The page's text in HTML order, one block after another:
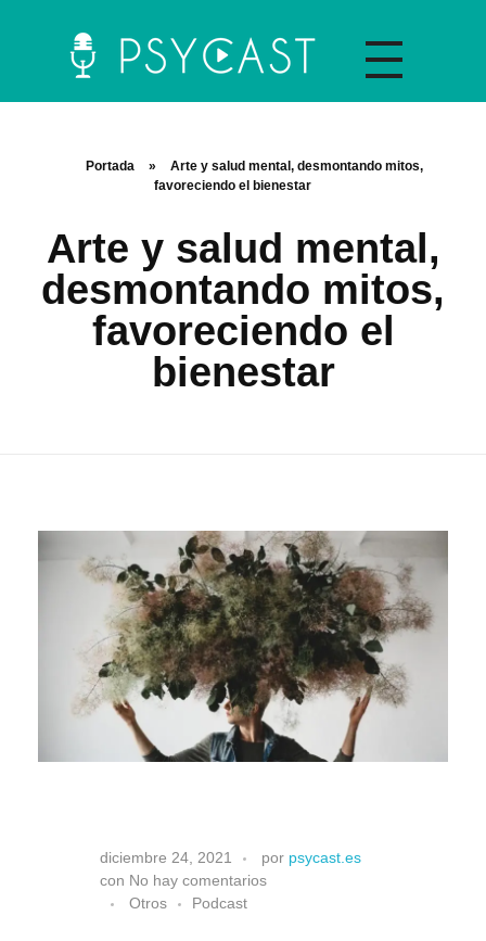
La plataforma y asociación Psycast.es es una propuesta didáctica innovadora de psicología que ofrece información sobre diferentes temáticas psicológicas a través de material audiovisual y la selección de artículos científicos y de divulgación.
Recursos
Portada »
Arte y salud mental, desmontando mitos,
favoreciendo el bienestar
Arte y salud mental,
desmontando mitos,
favoreciendo el
bienestar
A
r
diciembre 24, 2021 por psycast.es
con No hay comentarios
Otros
Podcast